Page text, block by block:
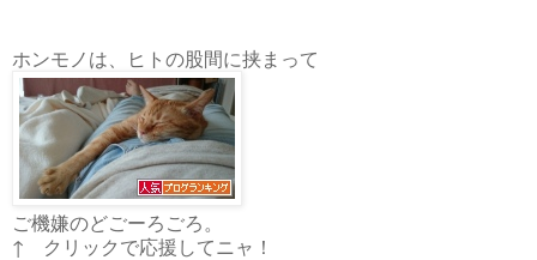
ホンモノは、ヒトの股間に挟まって
ご機嫌のどごーろごろ。
↑ クリックで応援してニャ！